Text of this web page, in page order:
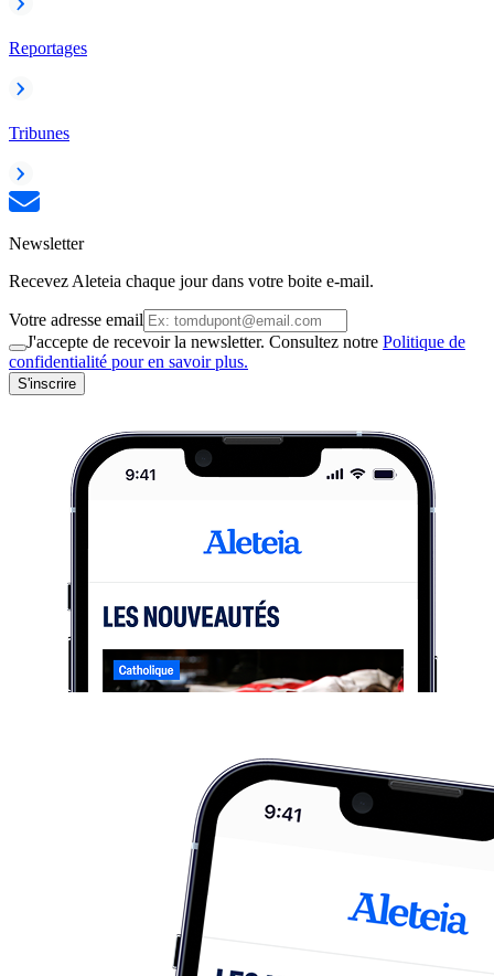
Reportages
Tribunes
Newsletter
Recevez Aleteia chaque jour dans votre boite e-mail.
Votre adresse email
J'accepte de recevoir la newsletter. Consultez notre Politique de
confidentialité pour en savoir plus.
S'inscrire